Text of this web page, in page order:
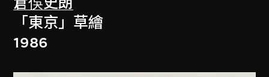
「東京」草繪
1986